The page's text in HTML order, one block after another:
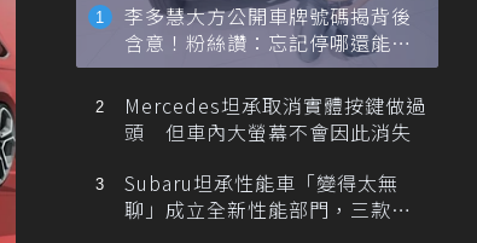
李多慧大方公開車牌號碼揭背後
含意！粉絲讚：忘記停哪還能幫
忙找車
Mercedes坦承取消實體按鍵做過
頭 但車內大螢幕不會因此消失
Subaru坦承性能車「變得太無
聊」成立全新性能部門，三款手